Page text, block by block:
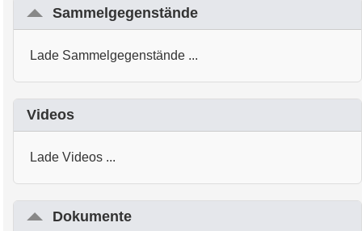
Sammelgegenstände
Lade Sammelgegenstände ...
Videos
Lade Videos ...
Dokumente